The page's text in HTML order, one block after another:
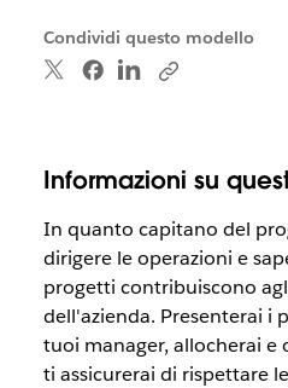
Condividi questo modello
Informazioni su
In quanto capitano del
dirigere le operazioni e
progetti contribuiscono
dell'azienda. Presenterai i
tuoi manager, allocherai e
ti assicurerai di rispettare